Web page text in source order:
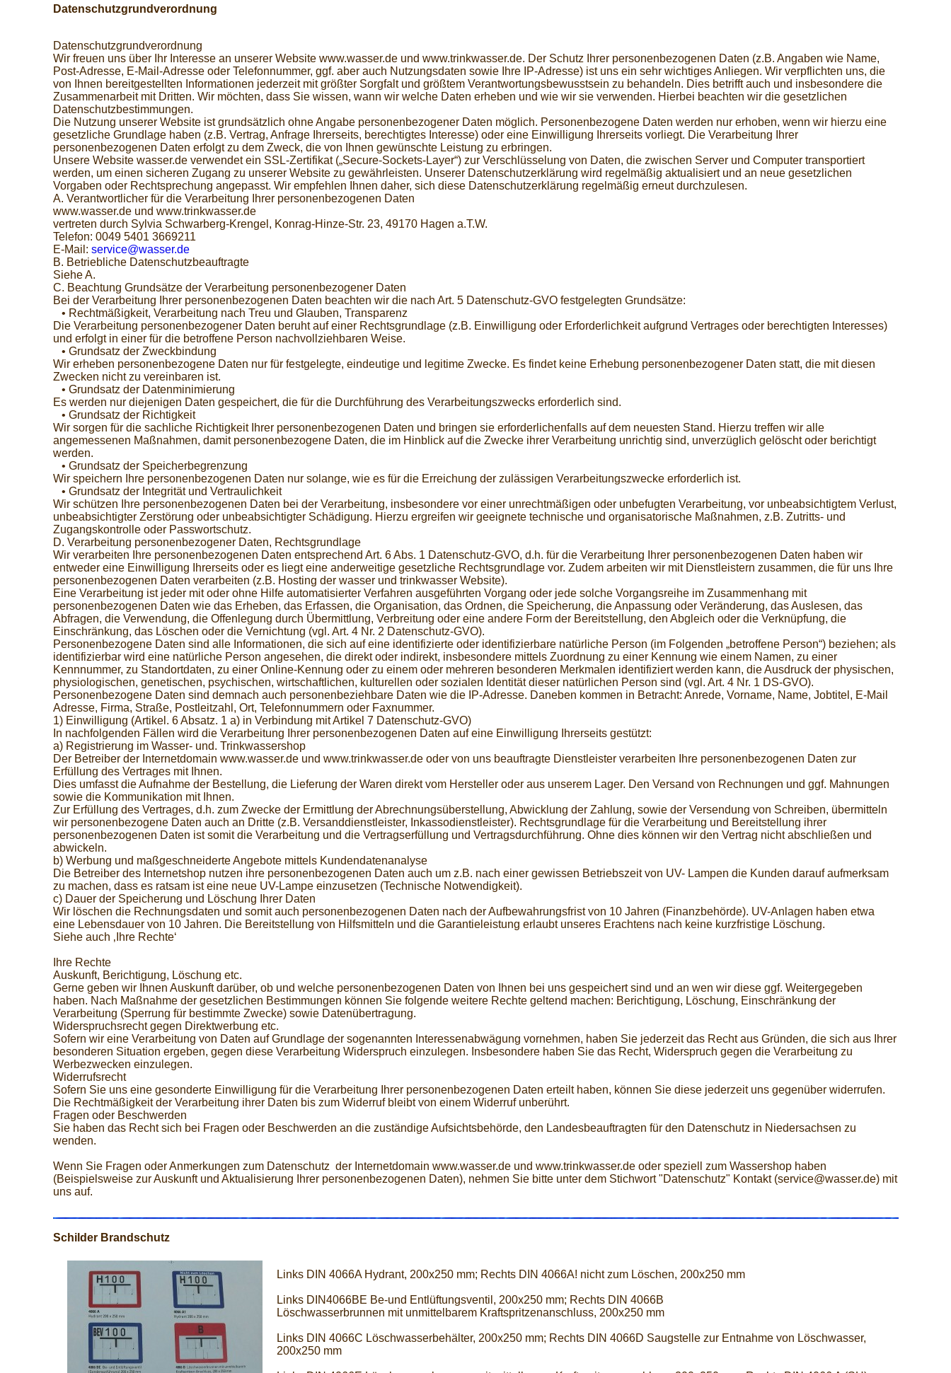
Datenschutzgrundverordnung
Datenschutzgrundverordnung
Wir freuen uns über Ihr Interesse an unserer Website www.wasser.de und www.trinkwasser.de. Der Schutz Ihrer personenbezogenen Daten (z.B. Angaben wie Name,
Post-Adresse, E-Mail-Adresse oder Telefonnummer, ggf. aber auch Nutzungsdaten sowie Ihre IP-Adresse) ist uns ein sehr wichtiges Anliegen. Wir verpflichten uns, die
von Ihnen bereitgestellten Informationen jederzeit mit größter Sorgfalt und größtem Verantwortungsbewusstsein zu behandeln. Dies betrifft auch und insbesondere die
Zusammenarbeit mit Dritten. Wir möchten, dass Sie wissen, wann wir welche Daten erheben und wie wir sie verwenden. Hierbei beachten wir die gesetzlichen
Datenschutzbestimmungen.
Die Nutzung unserer Website ist grundsätzlich ohne Angabe personenbezogener Daten möglich. Personenbezogene Daten werden nur erhoben, wenn wir hierzu eine
gesetzliche Grundlage haben (z.B. Vertrag, Anfrage Ihrerseits, berechtigtes Interesse) oder eine Einwilligung Ihrerseits vorliegt. Die Verarbeitung Ihrer
personenbezogenen Daten erfolgt zu dem Zweck, die von Ihnen gewünschte Leistung zu erbringen.
Unsere Website wasser.de verwendet ein SSL-Zertifikat („Secure-Sockets-Layer“) zur Verschlüsselung von Daten, die zwischen Server und Computer transportiert
werden, um einen sicheren Zugang zu unserer Website zu gewährleisten. Unserer Datenschutzerklärung wird regelmäßig aktualisiert und an neue gesetzlichen
Vorgaben oder Rechtsprechung angepasst. Wir empfehlen Ihnen daher, sich diese Datenschutzerklärung regelmäßig erneut durchzulesen.
A. Verantwortlicher für die Verarbeitung Ihrer personenbezogenen Daten
www.wasser.de und www.trinkwasser.de
vertreten durch Sylvia Schwarberg-Krengel, Konrag-Hinze-Str. 23, 49170 Hagen a.T.W.
Telefon: 0049 5401 3669211
E-Mail: service@wasser.de
B. Betriebliche Datenschutzbeauftragte
Siehe A.
C. Beachtung Grundsätze der Verarbeitung personenbezogener Daten
Bei der Verarbeitung Ihrer personenbezogenen Daten beachten wir die nach Art. 5 Datenschutz-GVO festgelegten Grundsätze:
• Rechtmäßigkeit, Verarbeitung nach Treu und Glauben, Transparenz
Die Verarbeitung personenbezogener Daten beruht auf einer Rechtsgrundlage (z.B. Einwilligung oder Erforderlichkeit aufgrund Vertrages oder berechtigten Interesses)
und erfolgt in einer für die betroffene Person nachvollziehbaren Weise.
• Grundsatz der Zweckbindung
Wir erheben personenbezogene Daten nur für festgelegte, eindeutige und legitime Zwecke. Es findet keine Erhebung personenbezogener Daten statt, die mit diesen
Zwecken nicht zu vereinbaren ist.
• Grundsatz der Datenminimierung
Es werden nur diejenigen Daten gespeichert, die für die Durchführung des Verarbeitungszwecks erforderlich sind.
• Grundsatz der Richtigkeit
Wir sorgen für die sachliche Richtigkeit Ihrer personenbezogenen Daten und bringen sie erforderlichenfalls auf dem neuesten Stand. Hierzu treffen wir alle
angemessenen Maßnahmen, damit personenbezogene Daten, die im Hinblick auf die Zwecke ihrer Verarbeitung unrichtig sind, unverzüglich gelöscht oder berichtigt
werden.
• Grundsatz der Speicherbegrenzung
Wir speichern Ihre personenbezogenen Daten nur solange, wie es für die Erreichung der zulässigen Verarbeitungszwecke erforderlich ist.
• Grundsatz der Integrität und Vertraulichkeit
Wir schützen Ihre personenbezogenen Daten bei der Verarbeitung, insbesondere vor einer unrechtmäßigen oder unbefugten Verarbeitung, vor unbeabsichtigtem Verlust,
unbeabsichtigter Zerstörung oder unbeabsichtigter Schädigung. Hierzu ergreifen wir geeignete technische und organisatorische Maßnahmen, z.B. Zutritts- und
Zugangskontrolle oder Passwortschutz.
D. Verarbeitung personenbezogener Daten, Rechtsgrundlage
Wir verarbeiten Ihre personenbezogenen Daten entsprechend Art. 6 Abs. 1 Datenschutz-GVO, d.h. für die Verarbeitung Ihrer personenbezogenen Daten haben wir
entweder eine Einwilligung Ihrerseits oder es liegt eine anderweitige gesetzliche Rechtsgrundlage vor. Zudem arbeiten wir mit Dienstleistern zusammen, die für uns Ihre
personenbezogenen Daten verarbeiten (z.B. Hosting der wasser und trinkwasser Website).
Eine Verarbeitung ist jeder mit oder ohne Hilfe automatisierter Verfahren ausgeführten Vorgang oder jede solche Vorgangsreihe im Zusammenhang mit
personenbezogenen Daten wie das Erheben, das Erfassen, die Organisation, das Ordnen, die Speicherung, die Anpassung oder Veränderung, das Auslesen, das
Abfragen, die Verwendung, die Offenlegung durch Übermittlung, Verbreitung oder eine andere Form der Bereitstellung, den Abgleich oder die Verknüpfung, die
Einschränkung, das Löschen oder die Vernichtung (vgl. Art. 4 Nr. 2 Datenschutz-GVO).
Personenbezogene Daten sind alle Informationen, die sich auf eine identifizierte oder identifizierbare natürliche Person (im Folgenden „betroffene Person“) beziehen; als
identifizierbar wird eine natürliche Person angesehen, die direkt oder indirekt, insbesondere mittels Zuordnung zu einer Kennung wie einem Namen, zu einer
Kennnummer, zu Standortdaten, zu einer Online-Kennung oder zu einem oder mehreren besonderen Merkmalen identifiziert werden kann, die Ausdruck der physischen,
physiologischen, genetischen, psychischen, wirtschaftlichen, kulturellen oder sozialen Identität dieser natürlichen Person sind (vgl. Art. 4 Nr. 1 DS-GVO).
Personenbezogene Daten sind demnach auch personenbeziehbare Daten wie die IP-Adresse. Daneben kommen in Betracht: Anrede, Vorname, Name, Jobtitel, E-Mail
Adresse, Firma, Straße, Postleitzahl, Ort, Telefonnummern oder Faxnummer.
1) Einwilligung (Artikel. 6 Absatz. 1 a) in Verbindung mit Artikel 7 Datenschutz-GVO)
In nachfolgenden Fällen wird die Verarbeitung Ihrer personenbezogenen Daten auf eine Einwilligung Ihrerseits gestützt:
a) Registrierung im Wasser- und. Trinkwassershop
Der Betreiber der Internetdomain www.wasser.de und www.trinkwasser.de oder von uns beauftragte Dienstleister verarbeiten Ihre personenbezogenen Daten zur
Erfüllung des Vertrages mit Ihnen.
Dies umfasst die Aufnahme der Bestellung, die Lieferung der Waren direkt vom Hersteller oder aus unserem Lager. Den Versand von Rechnungen und ggf. Mahnungen
sowie die Kommunikation mit Ihnen.
Zur Erfüllung des Vertrages, d.h. zum Zwecke der Ermittlung der Abrechnungsüberstellung, Abwicklung der Zahlung, sowie der Versendung von Schreiben, übermitteln
wir personenbezogene Daten auch an Dritte (z.B. Versanddienstleister, Inkassodienstleister). Rechtsgrundlage für die Verarbeitung und Bereitstellung ihrer
personenbezogenen Daten ist somit die Verarbeitung und die Vertragserfüllung und Vertragsdurchführung. Ohne dies können wir den Vertrag nicht abschließen und
abwickeln.
b) Werbung und maßgeschneiderte Angebote mittels Kundendatenanalyse
Die Betreiber des Internetshop nutzen ihre personenbezogenen Daten auch um z.B. nach einer gewissen Betriebszeit von UV- Lampen die Kunden darauf aufmerksam
zu machen, dass es ratsam ist eine neue UV-Lampe einzusetzen (Technische Notwendigkeit).
c) Dauer der Speicherung und Löschung Ihrer Daten
Wir löschen die Rechnungsdaten und somit auch personenbezogenen Daten nach der Aufbewahrungsfrist von 10 Jahren (Finanzbehörde). UV-Anlagen haben etwa
eine Lebensdauer von 10 Jahren. Die Bereitstellung von Hilfsmitteln und die Garantieleistung erlaubt unseres Erachtens nach keine kurzfristige Löschung.
Siehe auch ‚Ihre Rechte‘
Ihre Rechte
Auskunft, Berichtigung, Löschung etc.
Gerne geben wir Ihnen Auskunft darüber, ob und welche personenbezogenen Daten von Ihnen bei uns gespeichert sind und an wen wir diese ggf. Weitergegeben
haben. Nach Maßnahme der gesetzlichen Bestimmungen können Sie folgende weitere Rechte geltend machen: Berichtigung, Löschung, Einschränkung der
Verarbeitung (Sperrung für bestimmte Zwecke) sowie Datenübertragung.
Widerspruchsrecht gegen Direktwerbung etc.
Sofern wir eine Verarbeitung von Daten auf Grundlage der sogenannten Interessenabwägung vornehmen, haben Sie jederzeit das Recht aus Gründen, die sich aus Ihrer
besonderen Situation ergeben, gegen diese Verarbeitung Widerspruch einzulegen. Insbesondere haben Sie das Recht, Widerspruch gegen die Verarbeitung zu
Werbezwecken einzulegen.
Widerrufsrecht
Sofern Sie uns eine gesonderte Einwilligung für die Verarbeitung Ihrer personenbezogenen Daten erteilt haben, können Sie diese jederzeit uns gegenüber widerrufen.
Die Rechtmäßigkeit der Verarbeitung ihrer Daten bis zum Widerruf bleibt von einem Widerruf unberührt.
Fragen oder Beschwerden
Sie haben das Recht sich bei Fragen oder Beschwerden an die zuständige Aufsichtsbehörde, den Landesbeauftragten für den Datenschutz in Niedersachsen zu
wenden.
Wenn Sie Fragen oder Anmerkungen zum Datenschutz der Internetdomain www.wasser.de und www.trinkwasser.de oder speziell zum Wassershop haben
(Beispielsweise zur Auskunft und Aktualisierung Ihrer personenbezogenen Daten), nehmen Sie bitte unter dem Stichwort "Datenschutz" Kontakt (service@wasser.de) mit
uns auf.
Schilder Brandschutz
Links DIN 4066A Hydrant, 200x250 mm; Rechts DIN 4066A! nicht zum Löschen, 200x250 mm
Links DIN4066BE Be-und Entlüftungsventil, 200x250 mm; Rechts DIN 4066B
Löschwasserbrunnen mit unmittelbarem Kraftspritzenanschluss, 200x250 mm
Links DIN 4066C Löschwasserbehälter, 200x250 mm; Rechts DIN 4066D Saugstelle zur Entnahme von Löschwasser,
200x250 mm